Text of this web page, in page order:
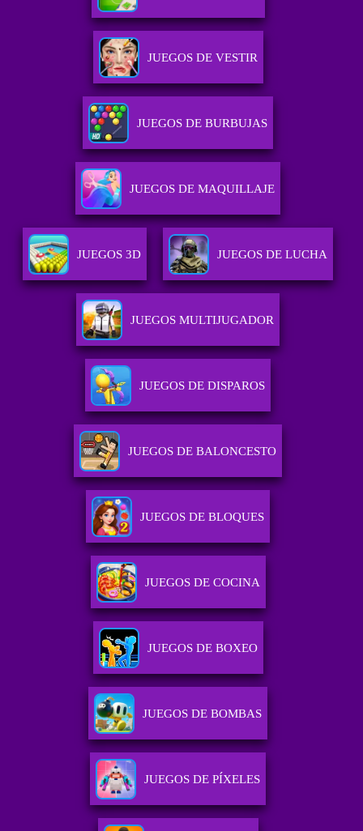
JUEGOS DE VESTIR
JUEGOS DE BURBUJAS
JUEGOS DE MAQUILLAJE
JUEGOS 3D JUEGOS DE LUCHA
JUEGOS MULTIJUGADOR
JUEGOS DE DISPAROS
JUEGOS DE BALONCESTO
JUEGOS DE BLOQUES
JUEGOS DE COCINA
JUEGOS DE BOXEO
JUEGOS DE BOMBAS
JUEGOS DE PÍXELES